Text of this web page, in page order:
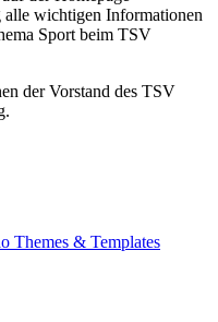
wichtigen Informationen
Sport beim TSV
der Vorstand des TSV
Themes & Templates